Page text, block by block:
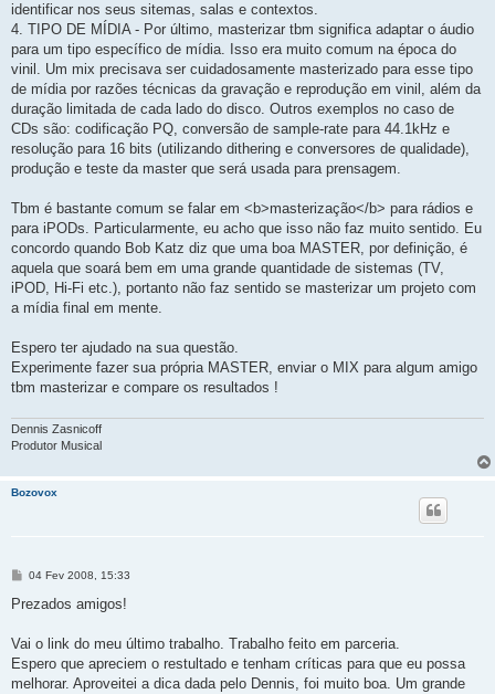
identificar nos seus sitemas, salas e contextos.
4. TIPO DE MÍDIA - Por último, masterizar tbm significa adaptar o áudio
para um tipo específico de mídia. Isso era muito comum na época do
vinil. Um mix precisava ser cuidadosamente masterizado para esse tipo
de mídia por razões técnicas da gravação e reprodução em vinil, além da
duração limitada de cada lado do disco. Outros exemplos no caso de
CDs são: codificação PQ, conversão de sample-rate para 44.1kHz e
resolução para 16 bits (utilizando dithering e conversores de qualidade),
produção e teste da master que será usada para prensagem.
Tbm é bastante comum se falar em <b>masterização</b> para rádios e
para iPODs. Particularmente, eu acho que isso não faz muito sentido. Eu
concordo quando Bob Katz diz que uma boa MASTER, por definição, é
aquela que soará bem em uma grande quantidade de sistemas (TV,
iPOD, Hi-Fi etc.), portanto não faz sentido se masterizar um projeto com
a mídia final em mente.
Espero ter ajudado na sua questão.
Experimente fazer sua própria MASTER, enviar o MIX para algum amigo
tbm masterizar e compare os resultados !
Dennis Zasnicoff
Produtor Musical
Bozovox
M
n
g
m
04 Fev 2008, 15:33
Prezados amigos!
Vai o link do meu último trabalho. Trabalho feito em parceria.
Espero que apreciem o restultado e tenham críticas para que eu possa
melhorar. Aproveitei a dica dada pelo Dennis, foi muito boa. Um grande